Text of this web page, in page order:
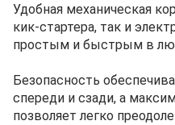
Удобная механическая
кик-стартера, так и
простым и быстрым в
Безопасность
спереди и сзади, а
позволяет легко